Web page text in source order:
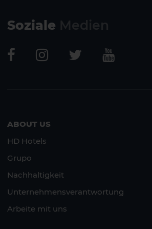
Soziale
ABOUT US
HD Hotels
Grupo
Nachhaltigkeit
Unternehmensverantwortung
Arbeite mit uns